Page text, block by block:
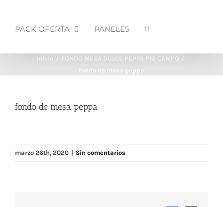
PACK OFERTA PANELES
fondo de mesa peppa
marzo 26th, 2020 | Sin comentarios